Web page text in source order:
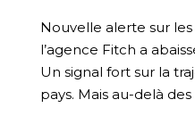
Nouvelle alerte sur
l’agence Fitch a
Un signal fort sur la
pays. Mais au-delà